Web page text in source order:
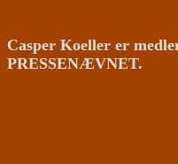
Casper Koeller er
PRESSENÆVNET.